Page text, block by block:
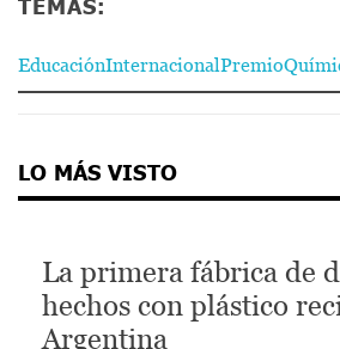
EducaciónInternacionalPremio
LO MÁS VISTO
La primera fábrica de
hechos con plástico
Argentina